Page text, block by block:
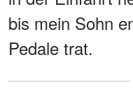
bis mein Sohn
Pedale trat.